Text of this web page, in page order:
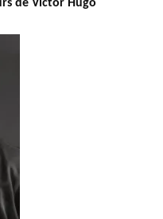
de Victor Hugo